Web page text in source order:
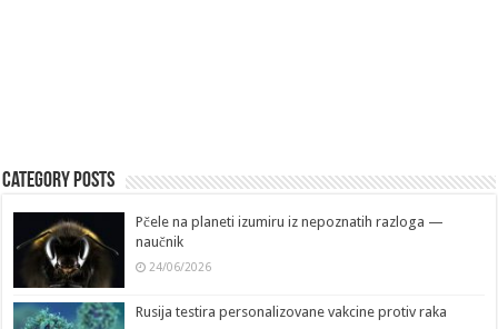
Category Posts
Pčele na planeti izumiru iz nepoznatih razloga —
naučnik
24/06/2026
Rusija testira personalizovane vakcine protiv raka